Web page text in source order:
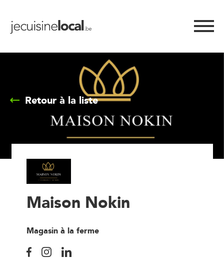
Retour à la liste
Maison Nokin
Magasin à la ferme